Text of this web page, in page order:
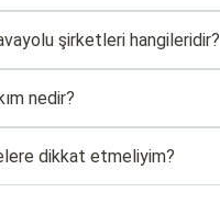
şirketleri hangileridir?
nedir?
dikkat etmeliyim?